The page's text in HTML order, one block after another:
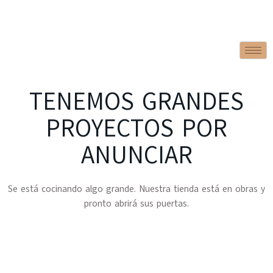
TENEMOS GRANDES
PROYECTOS POR
ANUNCIAR
Se está cocinando algo grande. Nuestra tienda está en obras y
pronto abrirá sus puertas.